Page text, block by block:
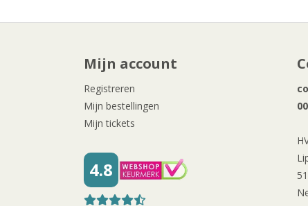
Mijn account
Registreren
Mijn bestellingen
Mijn tickets
4.8